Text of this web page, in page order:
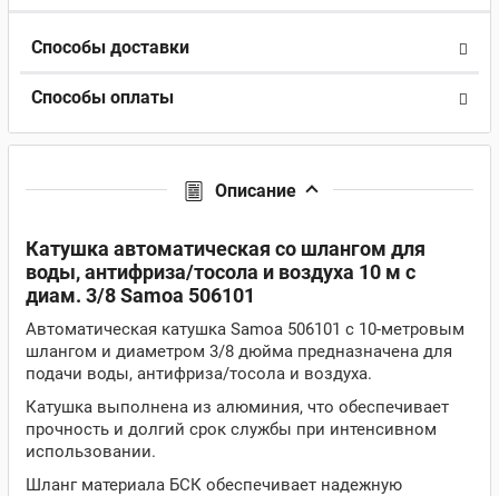
Способы доставки
Способы оплаты
Описание
Катушка автоматическая со шлангом для
воды, антифриза/тосола и воздуха 10 м с
диам. 3/8 Samoa 506101
Автоматическая катушка Samoa 506101 с 10-метровым
шлангом и диаметром 3/8 дюйма предназначена для
подачи воды, антифриза/тосола и воздуха.
Катушка выполнена из алюминия, что обеспечивает
прочность и долгий срок службы при интенсивном
использовании.
Шланг материала БСК обеспечивает надежную